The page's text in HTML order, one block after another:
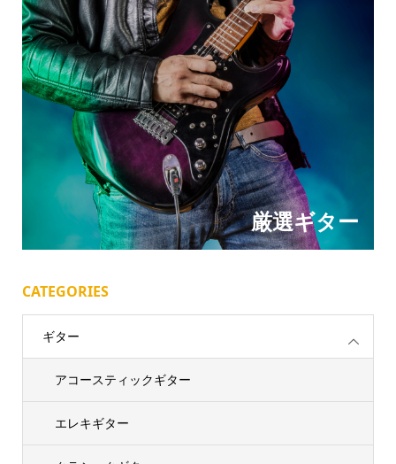
厳選ギター
CATEGORIES
ギター
アコースティックギター
エレキギター